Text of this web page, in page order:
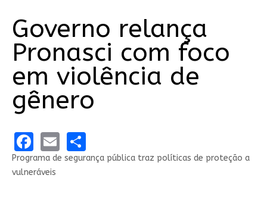
Governo relança
Pronasci com foco
em violência de
gênero
Facebook
EmailShare
Programa de segurança pública traz políticas de proteção a
vulneráveis